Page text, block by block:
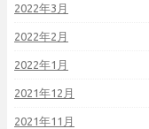
2022年3月
2022年2月
2022年1月
2021年12月
2021年11月